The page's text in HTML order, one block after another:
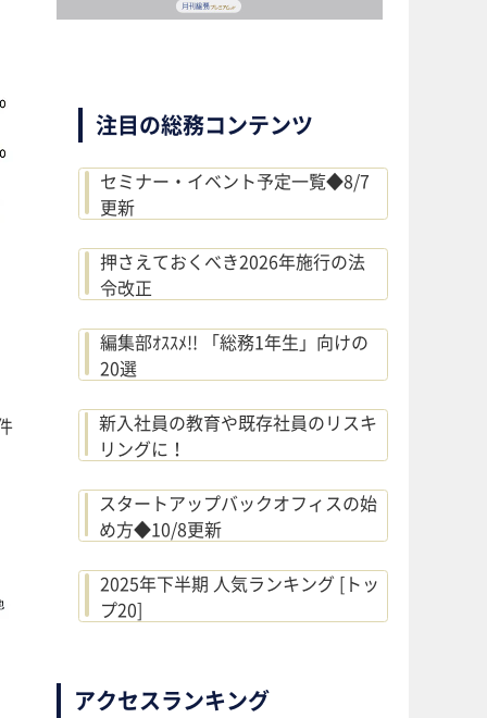
注目の総務コンテンツ
セミナー・イベント予定一覧◆8/7
更新
押さえておくべき2026年施行の法
令改正
編集部ｵｽｽﾒ!! 「総務1年生」向けの
20選
新入社員の教育や既存社員のリスキ
リングに！
スタートアップバックオフィスの始
め方◆10/8更新
2025年下半期 人気ランキング [トッ
プ20]
アクセスランキング